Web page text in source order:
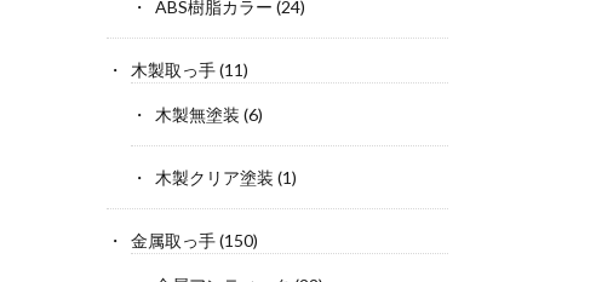
ABS樹脂カラー (24)
木製取っ手(11)
木製無塗装 (6)
木製クリア塗装 (1)
金属取っ手(150)